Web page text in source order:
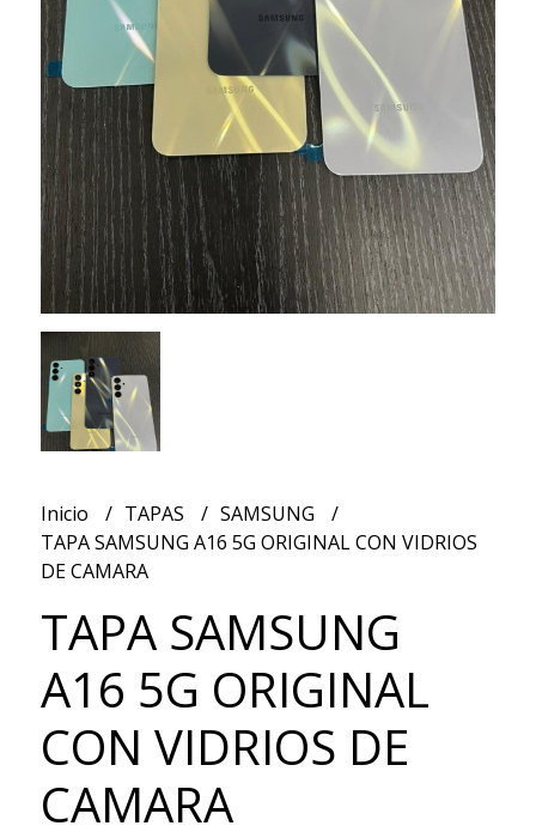
Inicio TAPAS
SAMSUNG
TAPA SAMSUNG A16 5G ORIGINAL CON VIDRIOS
DE CAMARA
TAPA SAMSUNG
A16 5G ORIGINAL
CON VIDRIOS DE
CAMARA